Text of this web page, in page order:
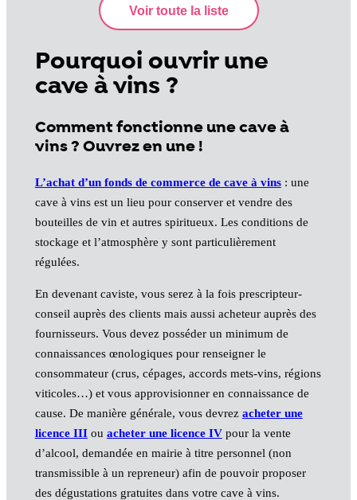
Pourquoi ouvrir une
cave à vins ?
Comment fonctionne une cave à
vins ? Ouvrez en une !
L’achat d’un fonds de commerce de cave à vins: une
cave à vins est un lieu pour conserver et vendre des
bouteilles de vin et autres spiritueux. Les conditions de
stockage et l’atmosphère y sont particulièrement
régulées.
En devenant caviste, vous serez à la fois prescripteur-
conseil auprès des clients mais aussi acheteur auprès des
fournisseurs. Vous devez posséder un minimum de
connaissances œnologiques pour renseigner le
consommateur (crus, cépages, accords mets-vins, régions
viticoles…) et vous approvisionner en connaissance de
cause. De manière générale, vous devrez acheter une
licence IIIou acheter une licence IVpour la vente
d’alcool, demandée en mairie à titre personnel (non
transmissible à un repreneur) afin de pouvoir proposer
des dégustations gratuites dans votre cave à vins.